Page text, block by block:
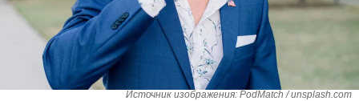
Источник изображения: PodMatch / unsplash.com